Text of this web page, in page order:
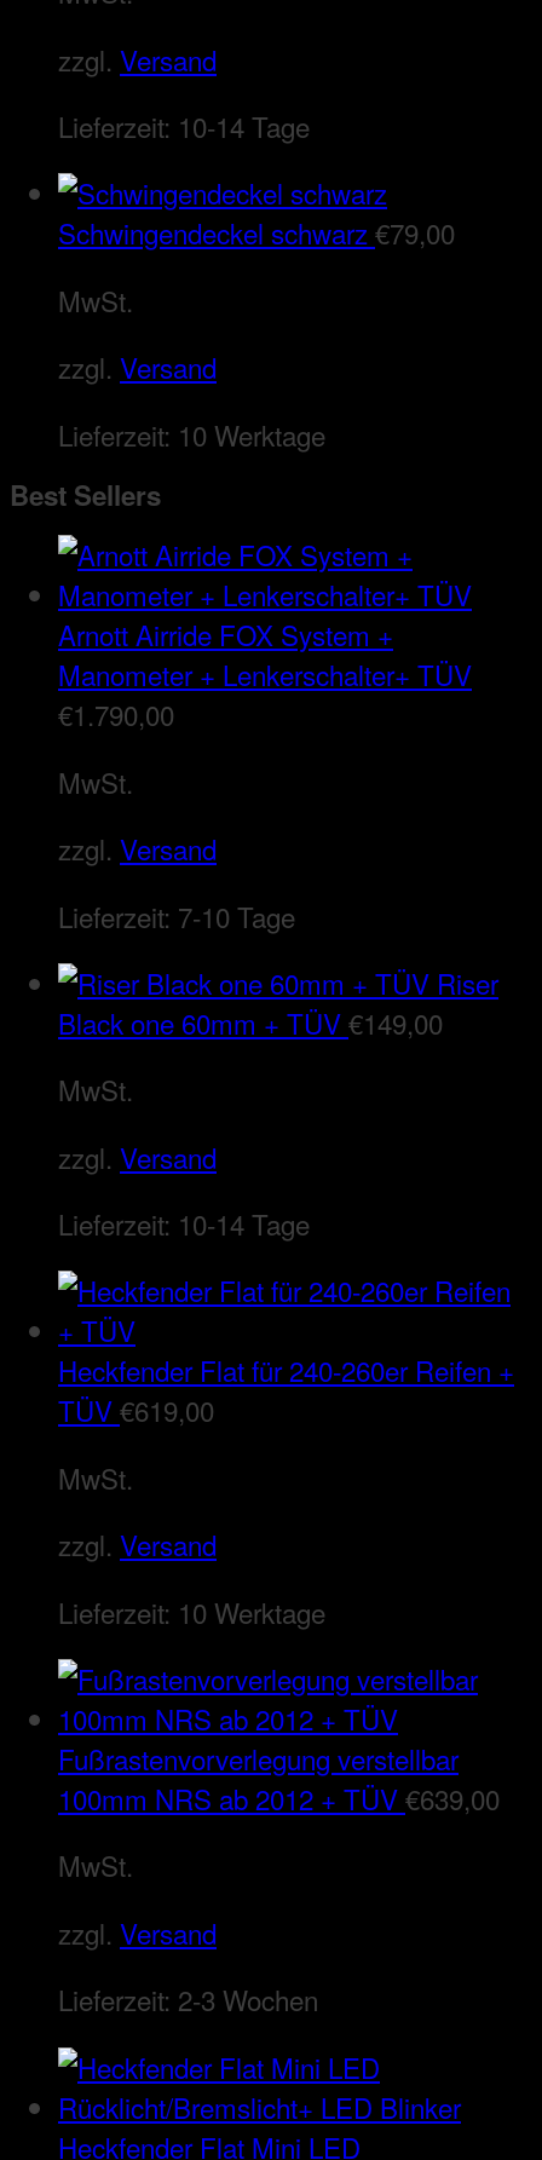
zzgl. Versand
Lieferzeit: 10-14 Tage
Schwingendeckel schwarz€79,00
MwSt.
zzgl. Versand
Lieferzeit: 10 Werktage
Best Sellers
Arnott Airride FOX System +
Manometer + Lenkerschalter+ TÜV
€1.790,00
MwSt.
zzgl. Versand
Lieferzeit: 7-10 Tage
Riser
Black one 60mm + TÜV€149,00
MwSt.
zzgl. Versand
Lieferzeit: 10-14 Tage
Heckfender Flat für 240-260er Reifen +
TÜV€619,00
MwSt.
zzgl. Versand
Lieferzeit: 10 Werktage
Fußrastenvorverlegung verstellbar
100mm NRS ab 2012 + TÜV€639,00
MwSt.
zzgl. Versand
Lieferzeit: 2-3 Wochen
Heckfender Flat Mini LED